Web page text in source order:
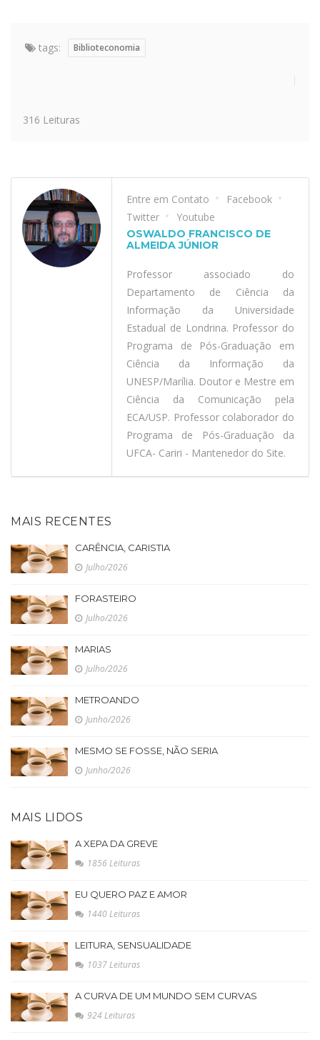
tags: Biblioteconomia
316 Leituras
Entre em Contato
Facebook
Twitter
Youtube
OSWALDO FRANCISCO DE
ALMEIDA JÚNIOR
Professor associado do
Departamento de Ciência da
Informação da Universidade
Estadual de Londrina. Professor do
Programa de Pós-Graduação em
Ciência da Informação da
UNESP/Marília. Doutor e Mestre em
Ciência da Comunicação pela
ECA/USP. Professor colaborador do
Programa de Pós-Graduação da
UFCA- Cariri - Mantenedor do Site.
MAIS RECENTES
CARÊNCIA, CARISTIA
Julho/2026
FORASTEIRO
Julho/2026
MARIAS
Julho/2026
METROANDO
Junho/2026
MESMO SE FOSSE, NÃO SERIA
Junho/2026
MAIS LIDOS
A XEPA DA GREVE
1856 Leituras
EU QUERO PAZ E AMOR
1440 Leituras
LEITURA, SENSUALIDADE
1037 Leituras
A CURVA DE UM MUNDO SEM CURVAS
924 Leituras